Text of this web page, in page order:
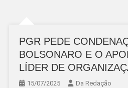
PGR PEDE
BOLSONARO E O
LÍDER DE
15/07/2025 Da Redação